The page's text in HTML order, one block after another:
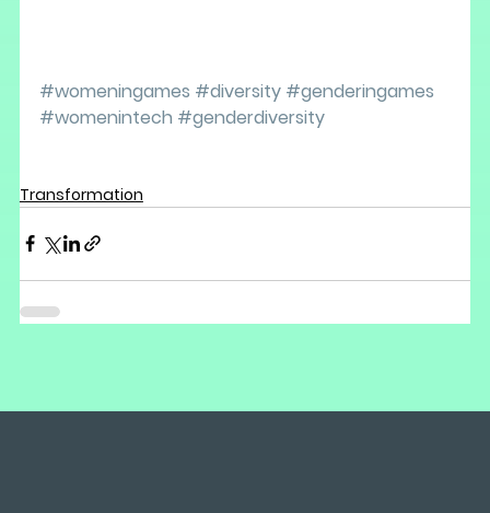
#womeningames #diversity #genderingames
#womenintech #genderdiversity
Transformation